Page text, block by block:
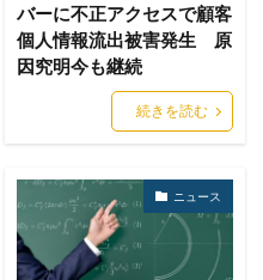
クリプト
タバ
ステガノグラフィ
スパム
シング
スプーフィング
スミッシング
セキュア
セキュリティ
リティインシデント
バーに不正アクセスで顧客
個人情報流出被害発生 原
因究明今も継続
続きを読む
ニュース